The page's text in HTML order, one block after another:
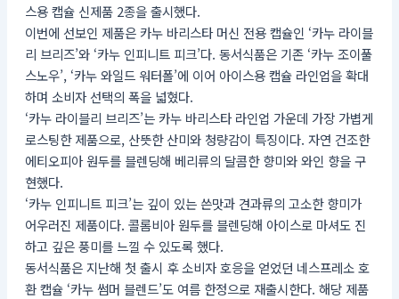
스용 캡슐 신제품 2종을 출시했다.
이번에 선보인 제품은 카누 바리스타 머신 전용 캡슐인 ‘카누 라이블
리 브리즈’와 ‘카누 인피니트 피크’다. 동서식품은 기존 ‘카누 조이풀
스노우’, ‘카누 와일드 워터폴’에 이어 아이스용 캡슐 라인업을 확대
하며 소비자 선택의 폭을 넓혔다.
‘카누 라이블리 브리즈’는 카누 바리스타 라인업 가운데 가장 가볍게
로스팅한 제품으로, 산뜻한 산미와 청량감이 특징이다. 자연 건조한
에티오피아 원두를 블렌딩해 베리류의 달콤한 향미와 와인 향을 구
현했다.
‘카누 인피니트 피크’는 깊이 있는 쓴맛과 견과류의 고소한 향미가
어우러진 제품이다. 콜롬비아 원두를 블렌딩해 아이스로 마셔도 진
하고 깊은 풍미를 느낄 수 있도록 했다.
동서식품은 지난해 첫 출시 후 소비자 호응을 얻었던 네스프레소 호
환 캡슐 ‘카누 썸머 블렌드’도 여름 한정으로 재출시한다. 해당 제품